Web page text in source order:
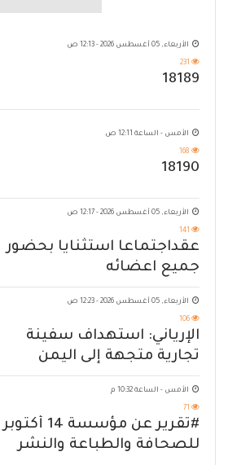
الأربعاء, 05 أغسطس 2026 - 12:13 ص
231
18189
الأمس - الساعة 12:11 ص
168
18190
الأربعاء, 05 أغسطس 2026 - 12:17 ص
141
عقداجتماعا استثنايا بحضور
جميع اعضائه
الأربعاء, 05 أغسطس 2026 - 12:23 ص
106
الإرياني: استهداف سفينة
تجارية متجهة إلى اليمن
يكشف حصار الحوثي للشعب
الأمس - الساعة 10:32 م
71
#تقرير عن مؤسسة 14 أكتوبر
للصحافة والطباعة والنشر